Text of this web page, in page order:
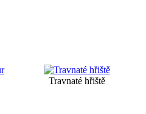
Travnaté hřiště